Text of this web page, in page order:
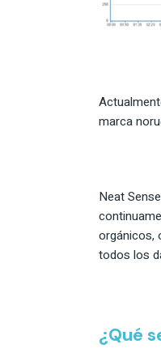
marca
Neat
orgánicos,
todos los
¿Qué